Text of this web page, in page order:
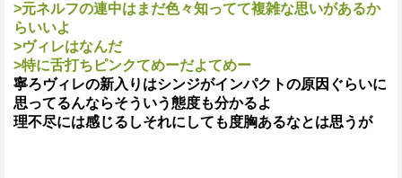
>元ネルフの連中はまだ色々知ってて複雑な思いがあるか
らいいよ
>ヴィレはなんだ
>特に舌打ちピンクてめーだよてめー
寧ろヴィレの新入りはシンジがインパクトの原因ぐらいに
思ってるんならそういう態度も分かるよ
理不尽には感じるしそれにしても度胸あるなとは思うが